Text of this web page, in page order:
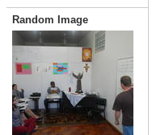
Random Image